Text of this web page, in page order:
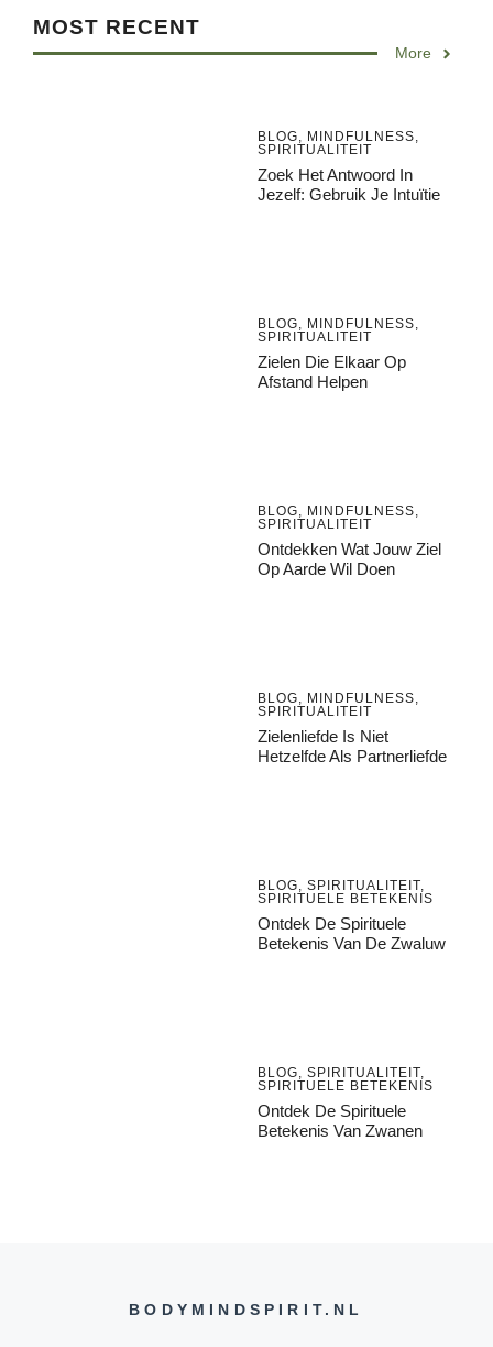
MOST RECENT
More
BLOG MINDFULNESS
SPIRITUALITEIT
Zoek Het Antwoord In
Jezelf: Gebruik Je Intuïtie
BLOG MINDFULNESS
SPIRITUALITEIT
Zielen Die Elkaar Op
Afstand Helpen
BLOG MINDFULNESS
SPIRITUALITEIT
Ontdekken Wat Jouw Ziel
Op Aarde Wil Doen
BLOG MINDFULNESS
SPIRITUALITEIT
Zielenliefde Is Niet
Hetzelfde Als Partnerliefde
BLOG SPIRITUALITEIT
SPIRITUELE BETEKENIS
Ontdek De Spirituele
Betekenis Van De Zwaluw
BLOG SPIRITUALITEIT
SPIRITUELE BETEKENIS
Ontdek De Spirituele
Betekenis Van Zwanen
BODYMINDSPIRIT.NL